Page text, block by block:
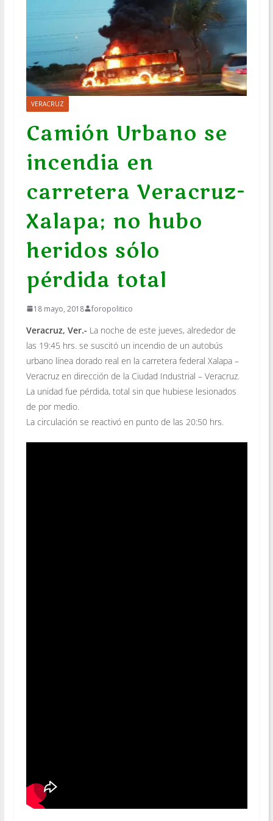
VERACRUZ
Camión Urbano se
incendia en
carretera Veracruz-
Xalapa; no hubo
heridos sólo
pérdida total
18 mayo, 2018 foropolitico
Veracruz, Ver.- La noche de este jueves, alrededor de
las 19:45 hrs. se suscitó un incendio de un autobús
urbano línea dorado real en la carretera federal Xalapa –
Veracruz en dirección de la Ciudad Industrial – Veracruz.
La unidad fue pérdida, total sin que hubiese lesionados
de por medio.
La circulación se reactivó en punto de las 20:50 hrs.